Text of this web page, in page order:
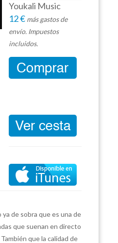
Youkali Music
12 € más gastos de
envío. Impuestos
incluidos.
de sobra que es una de
que suenan en directo
que la calidad de